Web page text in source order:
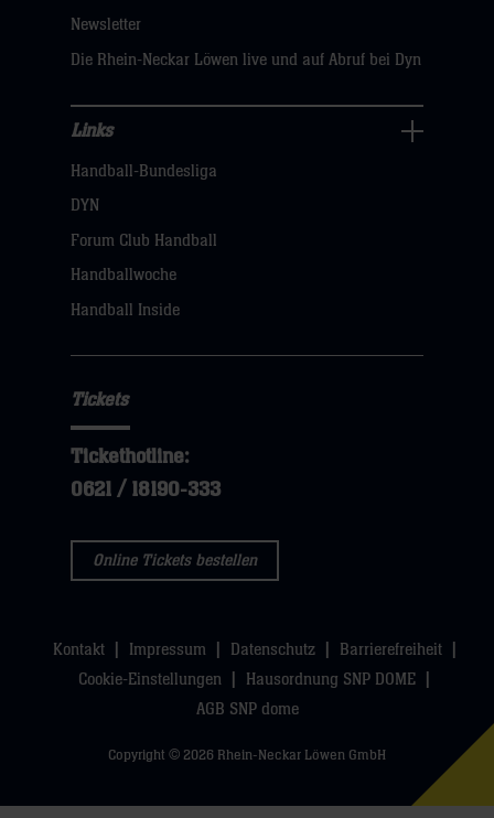
hier
Newsletter
Die Rhein-Neckar Löwen live und auf Abruf bei Dyn
Navigation
öffnen,
dann
klicken
Links
Handball-Bundesliga
DYN
Forum Club Handball
Handballwoche
Handball Inside
Tickets
Tickethotline:
0621 / 18190-333
Online Tickets bestellen
Kontakt Impressum Datenschutz
Barrierefreiheit
Cookie-Einstellungen
Hausordnung SNP DOME
AGB SNP dome
Copyright © 2026 Rhein-Neckar Löwen GmbH